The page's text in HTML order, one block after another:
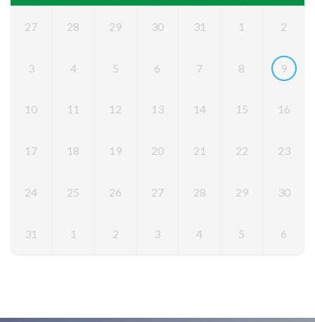
27 28 29 30 31 1 2
3 4 5 6 7 8 9
10 11 12 13 14 15 16
17 18 19 20 21 22 23
24 25 26 27 28 29 30
31 1 2 3 4 5 6